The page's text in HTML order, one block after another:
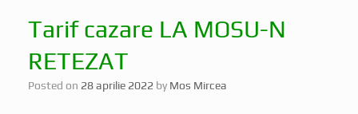
Tarif cazare LA MOSU-N
RETEZAT
Posted on 28 aprilie 2022 by Mos Mircea